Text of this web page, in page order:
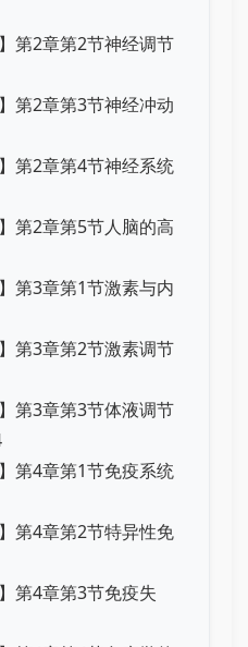
第2章第2节神经调节
第2章第3节神经冲动
第2章第4节神经系统
第2章第5节人脑的高
第3章第1节激素与内
第3章第2节激素调节
第3章第3节体液调节
第4章第1节免疫系统
第4章第2节特异性免
第4章第3节免疫失